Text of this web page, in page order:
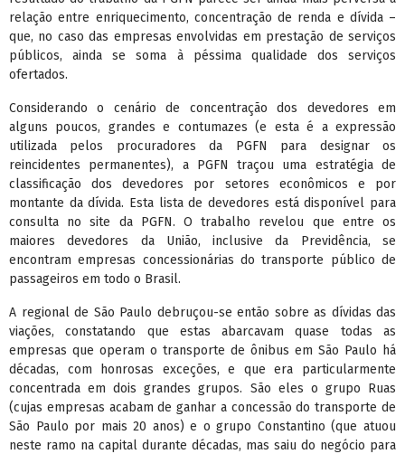
relação entre enriquecimento, concentração de renda e dívida –
que, no caso das empresas envolvidas em prestação de serviços
públicos, ainda se soma à péssima qualidade dos serviços
ofertados.
Considerando o cenário de concentração dos devedores em
alguns poucos, grandes e contumazes (e esta é a expressão
utilizada pelos procuradores da PGFN para designar os
reincidentes permanentes), a PGFN traçou uma estratégia de
classificação dos devedores por setores econômicos e por
montante da dívida. Esta lista de devedores está disponível para
consulta no site da PGFN. O trabalho revelou que entre os
maiores devedores da União, inclusive da Previdência, se
encontram empresas concessionárias do transporte público de
passageiros em todo o Brasil.
A regional de São Paulo debruçou-se então sobre as dívidas das
viações, constatando que estas abarcavam quase todas as
empresas que operam o transporte de ônibus em São Paulo há
décadas, com honrosas exceções, e que era particularmente
concentrada em dois grandes grupos. São eles o grupo Ruas
(cujas empresas acabam de ganhar a concessão do transporte de
São Paulo por mais 20 anos) e o grupo Constantino (que atuou
neste ramo na capital durante décadas, mas saiu do negócio para